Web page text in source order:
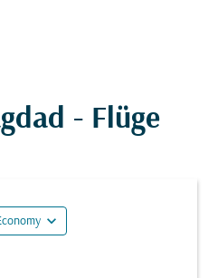
- Flüge
expand_more